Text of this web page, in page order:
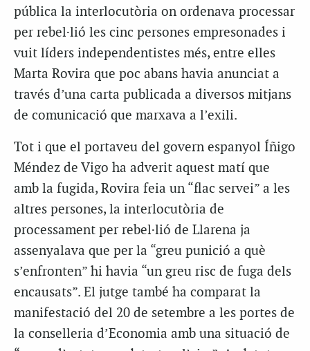
pública la interlocutòria on ordenava processar
per rebel·lió les cinc persones empresonades i
vuit líders independentistes més, entre elles
Marta Rovira que poc abans havia anunciat a
través d’una carta publicada a diversos mitjans
de comunicació que marxava a l’exili.
Tot i que el portaveu del govern espanyol Íñigo
Méndez de Vigo ha adverit aquest matí que
amb la fugida, Rovira feia un “flac servei” a les
altres persones, la interlocutòria de
processament per rebel·lió de Llarena ja
assenyalava que per la “greu punició a què
s’enfronten” hi havia “un greu risc de fuga dels
encausats”. El jutge també ha comparat la
manifestació del 20 de setembre a les portes de
la conselleria d’Economia amb una situació de